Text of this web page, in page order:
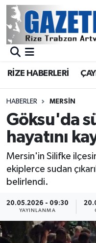
RİZE HABERLERİ
HABERLER MERSİN
Göksu'da
hayatını
Mersin'in Silifke
ekiplerce sudan
belirlendi.
20.05.2026 - 09:30
YAYINLANMA
BÖLGEMİZ
Asayiş
Rize Jandarma
Bilim Teknoloji
Canlı Maç
ÇEVRE
Merkez Nöbetçi
Merkez Trafik
Süper Lig Puan
Tüm Manşetler
Son Dakika